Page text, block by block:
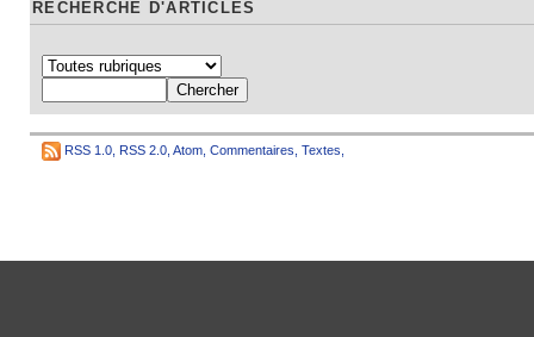
RECHERCHE D'ARTICLES
RSS 1.0 RSS 2.0 Atom Commentaires Textes